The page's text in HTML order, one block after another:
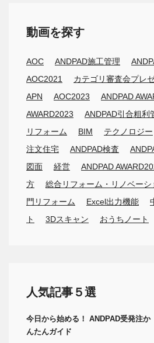
動画を探す
AOC ANDPAD施工管理
AOC2021
カテゴリ審査会プレ
APN
AOC2023 ANDPAD
AWARD2023
ANDPAD引合粗利
リフォーム
BIM テクノロジー
注文住宅
ANDPAD検査
図面
経営 ANDPAD
方
総合リフォーム・リノベーシ
門リフォーム
Excel出力機能
ト
3Dスキャン おうちノート
人気記事５選
今日から始める！ ANDPAD受発注か
んたんガイド